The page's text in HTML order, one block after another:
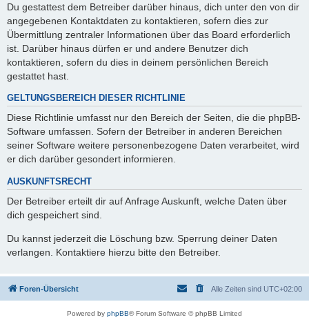
Du gestattest dem Betreiber darüber hinaus, dich unter den von dir
angegebenen Kontaktdaten zu kontaktieren, sofern dies zur
Übermittlung zentraler Informationen über das Board erforderlich
ist. Darüber hinaus dürfen er und andere Benutzer dich
kontaktieren, sofern du dies in deinem persönlichen Bereich
gestattet hast.
GELTUNGSBEREICH DIESER RICHTLINIE
Diese Richtlinie umfasst nur den Bereich der Seiten, die die phpBB-
Software umfassen. Sofern der Betreiber in anderen Bereichen
seiner Software weitere personenbezogene Daten verarbeitet, wird
er dich darüber gesondert informieren.
AUSKUNFTSRECHT
Der Betreiber erteilt dir auf Anfrage Auskunft, welche Daten über
dich gespeichert sind.
Du kannst jederzeit die Löschung bzw. Sperrung deiner Daten
verlangen. Kontaktiere hierzu bitte den Betreiber.
Foren-Übersicht Alle Zeiten sind UTC+02:00
Powered by phpBB® Forum Software © phpBB Limited